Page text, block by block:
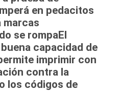
en pedacitos
marcas
se rompaEl
capacidad de
imprimir con
contra la
los códigos de